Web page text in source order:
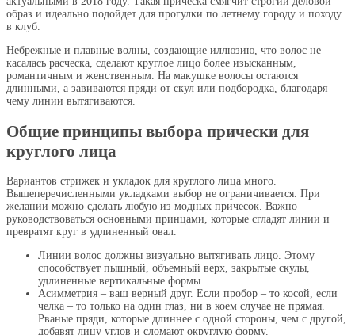
образ и идеально подойдет для прогулки по летнему городу и походу
в клуб.
Небрежные и плавные волны, создающие иллюзию, что волос не
касалась расческа, сделают круглое лицо более изысканным,
романтичным и женственным. На макушке волосы остаются
длинными, а завиваются пряди от скул или подбородка, благодаря
чему линии вытягиваются.
Общие принципы выбора прически для
круглого лица
Вариантов стрижек и укладок для круглого лица много.
Вышеперечисленными укладками выбор не ограничивается. При
желании можно сделать любую из модных причесок. Важно
руководствоваться основными принцами, которые сгладят линии и
превратят круг в удлиненный овал.
Линии волос должны визуально вытягивать лицо. Этому
способствует пышный, объемный верх, закрытые скулы,
удлиненные вертикальные формы.
Асимметрия – ваш верный друг. Если пробор – то косой, если
челка – то только на один глаз, ни в коем случае не прямая.
Рваные пряди, которые длиннее с одной стороны, чем с другой,
добавят лицу углов и сломают округлую форму.